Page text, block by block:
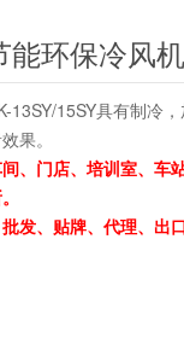
能环保冷风
13SY/15SY具有制冷
果。
、 门店、培训室、车
发、贴牌、代理、出